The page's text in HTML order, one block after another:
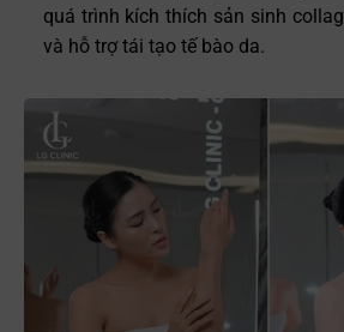
quá trình kích thích sản sinh
và hỗ trợ tái tạo tế bào da.